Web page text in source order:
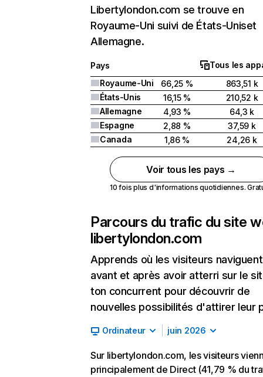
Libertylondon.com se trouve en
Royaume-Uni suivi de États-Uniset
Allemagne.
Pays
Tous les
Royaume-Uni
66,25 %
863,51 k
États-Unis
16,15 %
210,52 k
Allemagne
4,93 %
64,3 k
Espagne
2,88 %
37,59 k
Canada
1,86 % 24,26 k
Voir tous les pays →
10 fois plus d'informations quotidiennes.
Parcours du trafic du site
libertylondon.com
Apprends où les visiteurs naviguent
avant et après avoir atterri sur le
ton concurrent pour découvrir de
nouvelles possibilités d'attirer leur
Ordinateur juin 2026
Sur libertylondon.com, les visiteurs
principalement de Direct (41,79 % du